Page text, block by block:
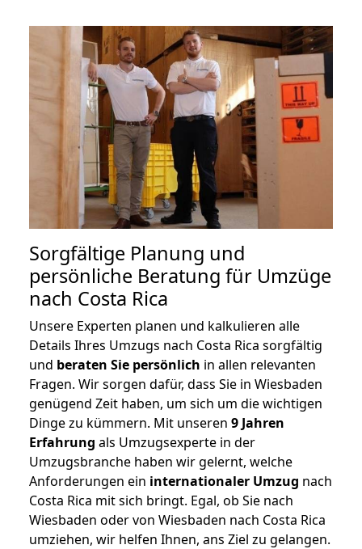
Sorgfältige Planung und
persönliche Beratung für Umzüge
nach Costa Rica
Unsere Experten planen und kalkulieren alle
Details Ihres Umzugs nach Costa Rica sorgfältig
und beraten Sie persönlich in allen relevanten
Fragen. Wir sorgen dafür, dass Sie in Wiesbaden
genügend Zeit haben, um sich um die wichtigen
Dinge zu kümmern. Mit unseren 9 Jahren
Erfahrung als Umzugsexperte in der
Umzugsbranche haben wir gelernt, welche
Anforderungen ein internationaler Umzug nach
Costa Rica mit sich bringt. Egal, ob Sie nach
Wiesbaden oder von Wiesbaden nach Costa Rica
umziehen, wir helfen Ihnen, ans Ziel zu gelangen.